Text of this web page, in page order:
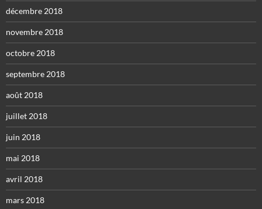
décembre 2018
novembre 2018
octobre 2018
septembre 2018
août 2018
juillet 2018
juin 2018
mai 2018
avril 2018
mars 2018